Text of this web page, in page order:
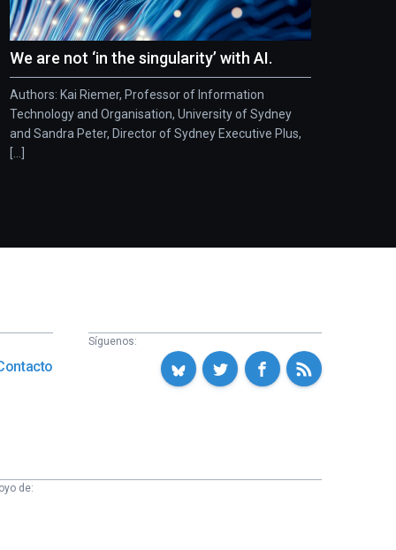
We are not ‘in the singularity’ with AI.
Authors: Kai Riemer, Professor of Information
Technology and Organisation, University of Sydney
and Sandra Peter, Director of Sydney Executive Plus,
[...]
Síguenos:
de: